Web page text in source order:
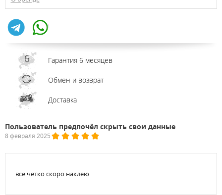
Гарантия 6 месяцев
Обмен и возврат
Доставка
Пользователь предпочёл скрыть свои данные
8 февраля 2025
все четко скоро наклею